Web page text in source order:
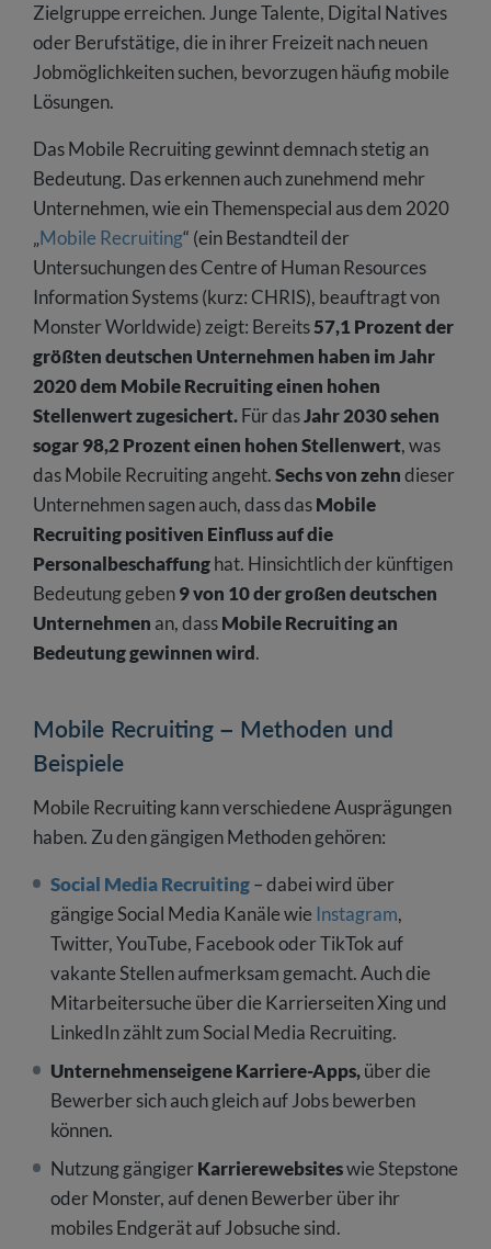
Zielgruppe erreichen. Junge Talente, Digital Natives
oder Berufstätige, die in ihrer Freizeit nach neuen
Jobmöglichkeiten suchen, bevorzugen häufig mobile
Lösungen.
Das Mobile Recruiting gewinnt demnach stetig an
Bedeutung. Das erkennen auch zunehmend mehr
Unternehmen, wie ein Themenspecial aus dem 2020
„Mobile Recruiting“ (ein Bestandteil der
Untersuchungen des Centre of Human Resources
Information Systems (kurz: CHRIS), beauftragt von
Monster Worldwide) zeigt: Bereits57,1 Prozent der
größten deutschen Unternehmen haben im Jahr
2020 dem Mobile Recruiting einen hohen
Stellenwert zugesichert.Für dasJahr 2030 sehen
sogar 98,2 Prozent einen hohen Stellenwert, was
das Mobile Recruiting angeht.Sechs von zehndieser
Unternehmen sagen auch, dass dasMobile
Recruiting positiven Einfluss auf die
Personalbeschaffunghat. Hinsichtlich der künftigen
Bedeutung geben9 von 10 der großen deutschen
Unternehmen an, dassMobile Recruiting an
Bedeutung gewinnen wird.
Mobile Recruiting – Methoden und
Beispiele
Mobile Recruiting kann verschiedene Ausprägungen
haben. Zu den gängigen Methoden gehören:
Social Media Recruiting– dabei wird über
gängige Social Media Kanäle wie Instagram,
Twitter, YouTube, Facebook oder TikTok auf
vakante Stellen aufmerksam gemacht. Auch die
Mitarbeitersuche über die Karrierseiten Xing und
LinkedIn zählt zum Social Media Recruiting.
Unternehmenseigene Karriere-Apps,über die
Bewerber sich auch gleich auf Jobs bewerben
können.
Nutzung gängigerKarrierewebsiteswie Stepstone
oder Monster, auf denen Bewerber über ihr
mobiles Endgerät auf Jobsuche sind.